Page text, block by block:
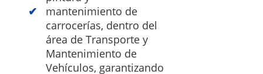
mantenimiento de
carrocerías, dentro del
área de Transporte y
Mantenimiento de
Vehículos, garantizando